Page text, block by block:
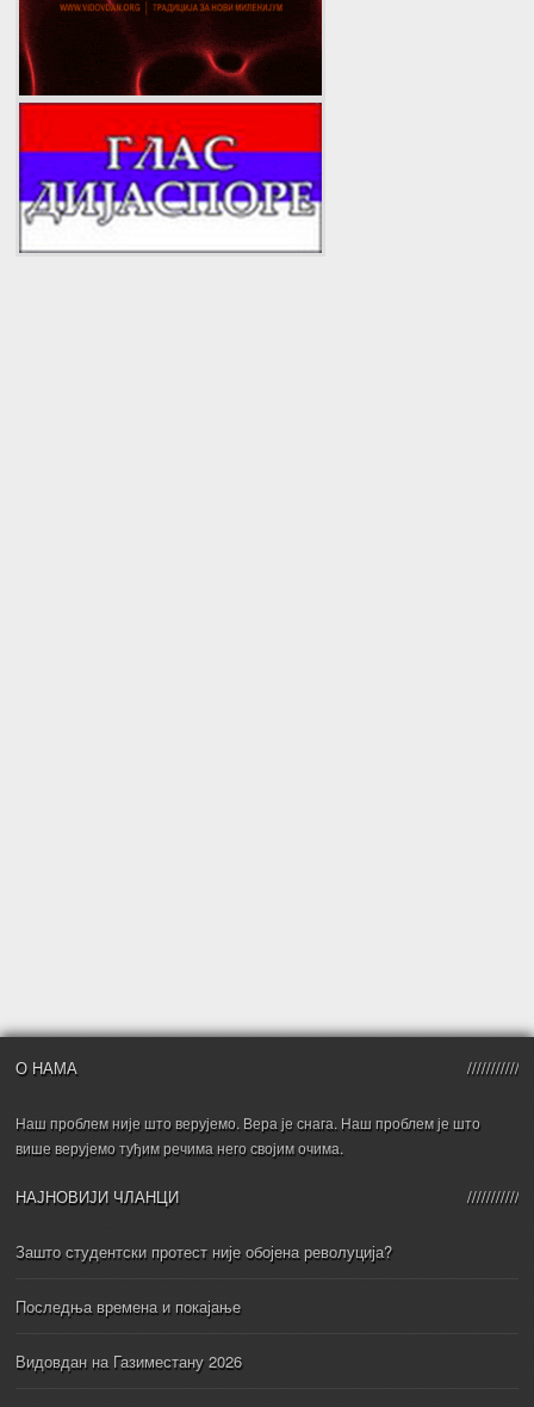
О НАМА
Наш проблем није што верујемо. Вера је снага. Наш проблем је што
више верујемо туђим речима него својим очима.
НАЈНОВИЈИ ЧЛАНЦИ
Зашто студентски протест није обојена револуција?
Последња времена и покајање
Видовдан на Газиместану 2026